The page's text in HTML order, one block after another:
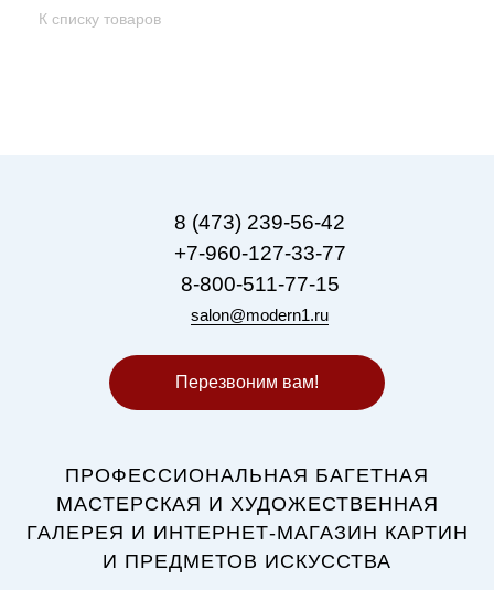
К списку товаров
8 (473) 239-56-42
+7-960-127-33-77
8-800-511-77-15
salon@modern1.ru
Перезвоним вам!
ПРОФЕССИОНАЛЬНАЯ БАГЕТНАЯ
МАСТЕРСКАЯ И ХУДОЖЕСТВЕННАЯ
ГАЛЕРЕЯ И ИНТЕРНЕТ-МАГАЗИН КАРТИН
И ПРЕДМЕТОВ ИСКУССТВА